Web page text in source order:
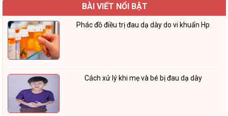
BÀI VIẾT NỔI BẬT
Phác đồ điều trị đau dạ dày do vi khuẩn Hp
Cách xử lý khi mẹ và bé bị đau dạ dày